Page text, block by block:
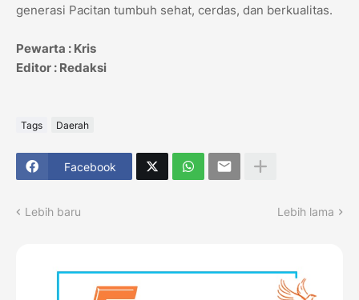
generasi Pacitan tumbuh sehat, cerdas, dan berkualitas.
Pewarta : Kris
Editor : Redaksi
Tags Daerah
Facebook
Lebih baru Lebih lama